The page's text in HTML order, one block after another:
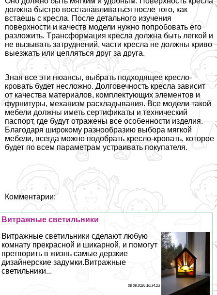
должна быстро восстанавливаться после того, как
встаешь с кресла. После детального изучения
поверхности и качеств модели нужно попробовать его
разложить. Tрaнcформация кресла должна быть легкой и
не вызывать затруднений, части кресла не должны криво
выезжать или цепляться друг за друга.
Зная все эти нюансы, выбрать подходящее кресло-
кровать будет несложно. Долговечность кресла зависит
от качества материалов, комплектующих элементов и
фурнитуры, механизм раскладывания. Все модели такой
мебели должны иметь сертификаты и технический
паспорт, где будут отражены все особенности изделия.
Благодаря широкому разнообразию выбора мягкой
мебели, всегда можно подобрать кресло-кровать, которое
будет по всем параметрам устраивать покупателя.
Комментарии:
Витражные светильники
Витражные светильники сделают любую
комнату прекрасной и шикарной, и помогут
претворить в жизнь самые дерзкие
дизайнерские задумки.Витражные
светильники...
08 08 2026 10:34:23